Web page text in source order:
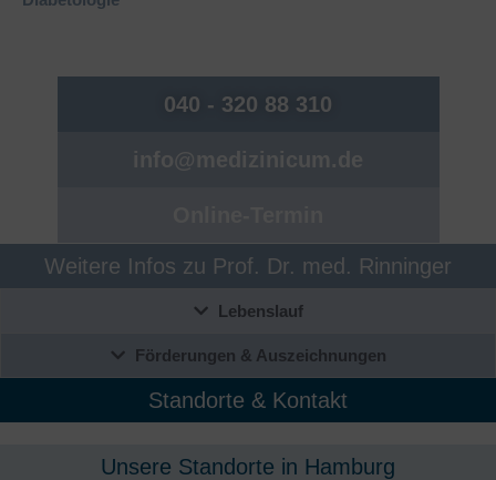
040 - 320 88 310
info@medizinicum.de
Weitere Infos zu Prof. Dr. med. Rinninger
Lebenslauf
Förderungen & Auszeichnungen
Standorte & Kontakt
Unsere Standorte in Hamburg​